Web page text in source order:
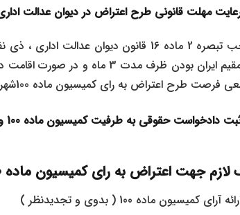
مهلت قانونی طرح اعتراض در دیوان عدالت
طرح اعتراض به رای کمیسیون ماده 100شهرداری را در دیوان عدالت اداری دارد.
دادخواست حقوقی به طرفیت کمیسیون ماده 100 و شهرداری مرکز و شهرداری منطقه مربوطه
جهت اعتراض به رای کمیسیون ماده 100 شهرداری در دیوان عدالت اداری
آرای کمیسیون ماده 100 ( بدوی و تجدیدنظر )